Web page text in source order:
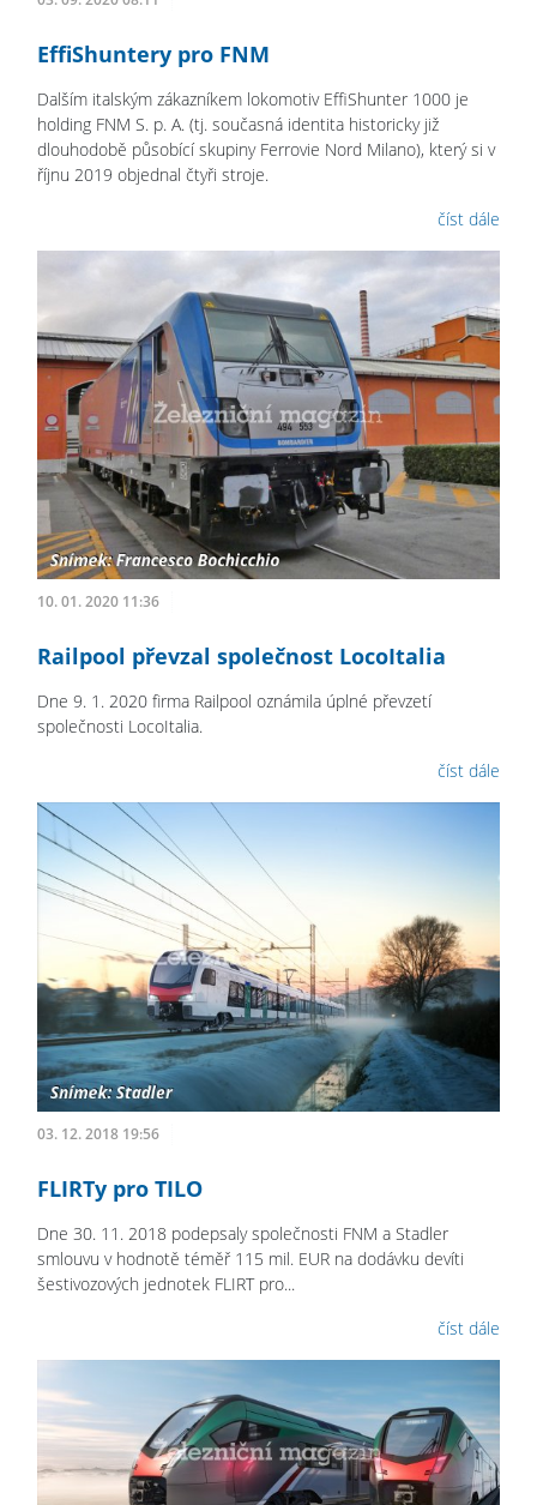
EffiShuntery pro FNM
Dalším italským zákazníkem lokomotiv EffiShunter 1000 je
holding FNM S. p. A. (tj. současná identita historicky již
dlouhodobě působící skupiny Ferrovie Nord Milano), který si v
říjnu 2019 objednal čtyři stroje.
číst dále
10. 01. 2020 11:36
Railpool převzal společnost LocoItalia
Dne 9. 1. 2020 firma Railpool oznámila úplné převzetí
společnosti LocoItalia.
číst dále
03. 12. 2018 19:56
FLIRTy pro TILO
Dne 30. 11. 2018 podepsaly společnosti FNM a Stadler
smlouvu v hodnotě téměř 115 mil. EUR na dodávku devíti
šestivozových jednotek FLIRT pro...
číst dále